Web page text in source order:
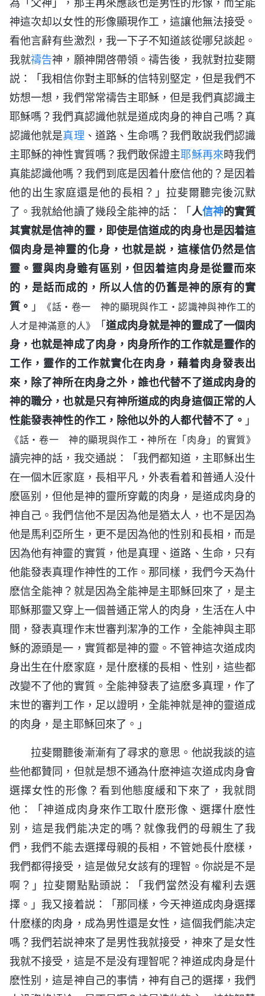
神這次却以女性的形像顯現作工，這讓他無法接受。
看他言辭有些激烈，我一下子不知道該從哪兒談起。
我就禱告神，願神開啓帶領。禱告後，我就對拉斐爾
説：「我相信你對主耶穌的信特别堅定，但是我們不
妨想一想，我們常常禱告主耶穌，但是我們真認識主
耶穌嗎？我們真認識他就是道成肉身的神自己嗎？真
認識他就是真理 、道路、生命嗎？我們敢説我們認識
主耶穌的神性實質嗎？我們敢保證主耶穌再來時我們
真能認識他嗎？我們到底是因着什麽信他的？是因着
他的出生家庭還是他的長相？」拉斐爾聽完後沉默
了。我就給他讀了幾段全能神的話：「人信神的實質
其實就是信神的靈，即使是信道成的肉身也是因着這
個肉身是神靈的化身，也就是説，這樣信仍然是信
靈。靈與肉身雖有區别，但因着這肉身是從靈而來
的，是話而成的，所以人信的仍舊是神的原有的實
質。 」
《話・卷一 神的顯現與作工・認識神與神作工的
人才是神滿意的人》
「道成肉身就是神的靈成了一個肉
身，也就是神成了肉身，肉身所作的工作就是靈作的
工作，靈作的工作就實化在肉身，藉着肉身發表出
來，除了神所在肉身之外，誰也代替不了道成肉身的
神的職分，也就是只有神所道成的肉身這個正常的人
性能發表神性的作工，除他以外的人都代替不了。 」
《話・卷一 神的顯現與作工・神所在「肉身」的實質》
讀完神的話，我交通説：「我們都知道，主耶穌出生
在一個木匠家庭，長相平凡，外表看着和普通人没什
麽區别，但他是神的靈所穿戴的肉身，是道成肉身的
神自己。我們信他不是因為他是猶太人，也不是因為
他是馬利亞所生，更不是因為他的性别和長相，而是
因為他有神靈的實質，他是真理、道路、生命，只有
他能發表真理作神性的工作。那同樣，我們今天為什
麽信全能神？就是因為全能神是主耶穌回來了，是主
耶穌那靈又穿上一個普通正常人的肉身，生活在人中
間，發表真理作末世審判潔净的工作，全能神與主耶
穌的源頭是一，實質都是神的靈。不管神這次道成肉
身出生在什麽家庭，是什麽樣的長相、性别，這些都
改變不了他的實質。全能神發表了這麽多真理，作了
末世的審判工作，足以證明，全能神就是神的靈道成
的肉身，是主耶穌回來了。」
拉斐爾聽後漸漸有了尋求的意思。他説我談的這
些他都贊同，但就是想不通為什麽神這次道成肉身會
選擇女性的形像？看到他態度緩和下來了，我就問
他：「神道成肉身來作工取什麽形像、選擇什麽性
别，這是我們能决定的嗎？就像我們的母親生了我
們，我們不能去選擇母親的長相，不管她長什麽樣，
我們都得接受，這是做兒女該有的理智。你説是不是
啊？」拉斐爾點點頭説：「我們當然没有權利去選
擇。」我又接着説：「那同樣，今天神道成肉身選擇
什麽樣的肉身，成為男性還是女性，這個我們能决定
嗎？我們若説神來了是男性我就接受，神來了是女性
我就不接受，這是不是没有理智呢？神道成肉身是什
麽性别，這是神自己的事情，神有自己的選擇，我們